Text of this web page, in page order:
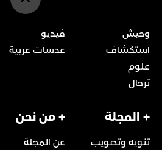
وحيش
استكشاف
علوم
ترحال
فيديو
عدسات عربية
+ المجلة
تنويه وتصويب
+ من نحن
عن المجلة